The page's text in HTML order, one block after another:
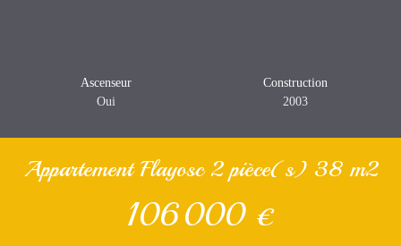
Ascenseur
Oui
Construction
2003
Appartement Flayosc 2 pièce(s) 38 m2
106 000 €